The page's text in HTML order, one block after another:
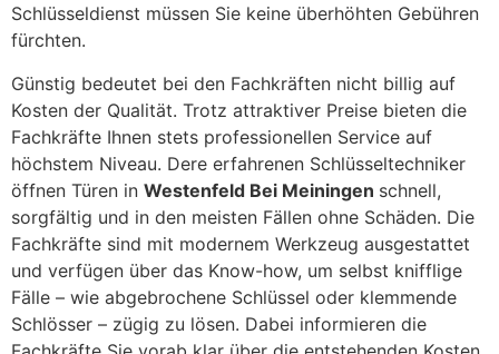
Schlüsseldienst müssen Sie keine überhöhten Gebühren
fürchten.
Günstig bedeutet bei den Fachkräften nicht billig auf
Kosten der Qualität. Trotz attraktiver Preise bieten die
Fachkräfte Ihnen stets professionellen Service auf
höchstem Niveau. Dere erfahrenen Schlüsseltechniker
öffnen Türen in Westenfeld Bei Meiningen schnell,
sorgfältig und in den meisten Fällen ohne Schäden. Die
Fachkräfte sind mit modernem Werkzeug ausgestattet
und verfügen über das Know-how, um selbst knifflige
Fälle – wie abgebrochene Schlüssel oder klemmende
Schlösser – zügig zu lösen. Dabei informieren die